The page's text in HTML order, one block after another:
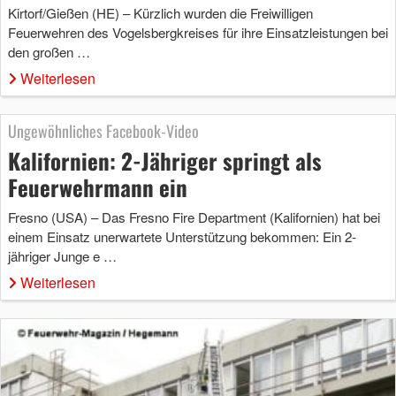
Kirtorf/Gießen (HE) – Kürzlich wurden die Freiwilligen
Feuerwehren des Vogelsbergkreises für ihre Einsatzleistungen bei
den großen …
Weiterlesen
Ungewöhnliches Facebook-Video
Kalifornien: 2-Jähriger springt als
Feuerwehrmann ein
Fresno (USA) – Das Fresno Fire Department (Kalifornien) hat bei
einem Einsatz unerwartete Unterstützung bekommen: Ein 2-
jähriger Junge e …
Weiterlesen